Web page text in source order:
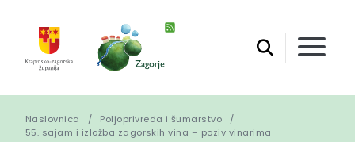
Naslovnica
Poljoprivreda i šumarstvo
55. sajam i izložba zagorskih vina – poziv vinarima